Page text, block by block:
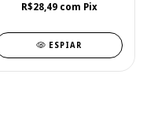
R$28,49 com Pix
ESPIAR